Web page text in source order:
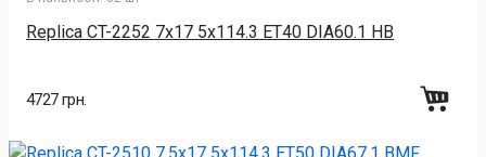
Replica CT-2252 7x17 5x114.3 ET40 DIA60.1 HB
4727 грн.